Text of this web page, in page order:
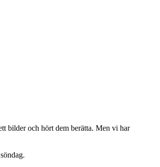
bilder och hört dem berätta. Men vi har